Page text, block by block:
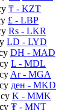
₸ - KZT
£ - LBP
Rs - LKR
LD - LYD
DH - MAD
L - MDL
Ar- MGA
ден - MKD
K - MMK
₮ - MNT